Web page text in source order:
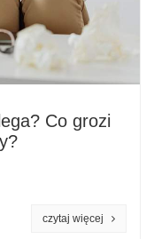
Co grozi